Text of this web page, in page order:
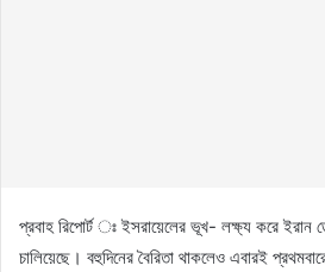
প্রবাহ রিপোর্ট ঃ ইসরায়েলের ভূখ- লক্ষ্য করে ইরান
চালিয়েছে। বহুদিনের বৈরিতা থাকলেও এবারই